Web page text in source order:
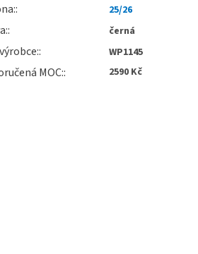
: 25/26
: černá
: WP1145
MOC: 2590 Kč